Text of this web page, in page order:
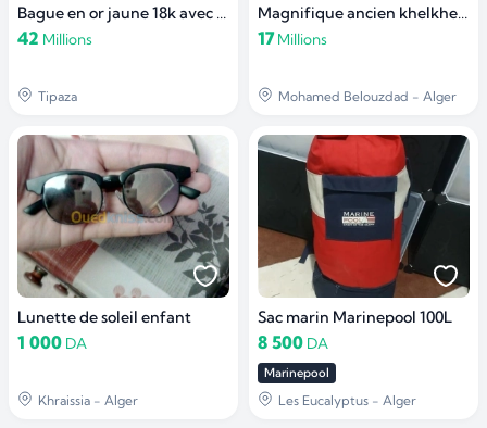
Bague en or jaune 18k avec diamants et safir jamais porté
42 Millions
Tipaza
Magnifique ancien khelkhel kabyle
17 Millions
Mohamed Belouzdad - Alger
Lunette de soleil enfant
1 000 DA
Khraissia - Alger
Sac marin Marinepool 100L
8 500 DA
Marinepool
Les Eucalyptus - Alger